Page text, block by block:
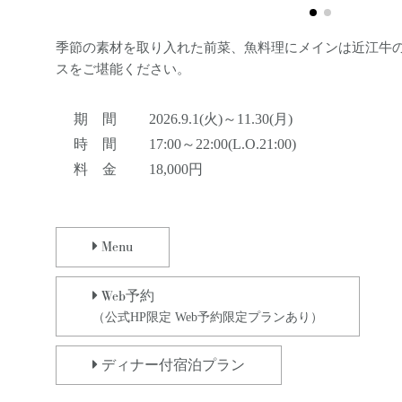
季節の素材を取り入れた前菜、魚料理にメインは近江牛
スをご堪能ください。
期 間
2026.9.1(火)～11.30(月)
時 間
17:00～22:00(L.O.21:00)
料 金
18,000円
Menu
Web予約
（公式HP限定 Web予約限定プランあり）
ディナー付宿泊プラン